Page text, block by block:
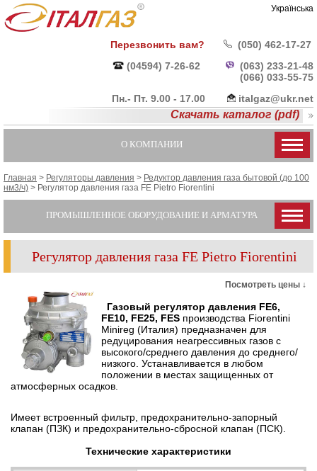
Українська
Перезвонить вам?
(050) 462-17-27
(04594) 7-26-62
(063) 233-21-48
(066) 033-55-75
Пн.- Пт. 9.00 - 17.00
italgaz@ukr.net
Скачать каталог (pdf)
О КОМПАНИИ
Главная > Регуляторы давления > Редуктор давления газа бытовой (до 100
нм3/ч) > Регулятор давления газа FE Pietro Fiorentini
ПРОМЫШЛЕННОЕ ОБОРУДОВАНИЕ И АРМАТУРА
Регулятор давления газа FE Pietro Fiorentini
Посмотреть цены ↓
Газовый регулятор давления FE6,
FE10, FE25, FES производства Fiorentini
Minireg (Италия) предназначен для
редуцирования неагрессивных газов с
высокого/среднего давления до среднего/
низкого. Устанавливается в любом
положении в местах защищенных от
атмосферных осадков.
Имеет встроенный фильтр, предохранительно-запорный
клапан (ПЗК) и предохранительно-сбросной клапан (ПСК).
Технические характеристики